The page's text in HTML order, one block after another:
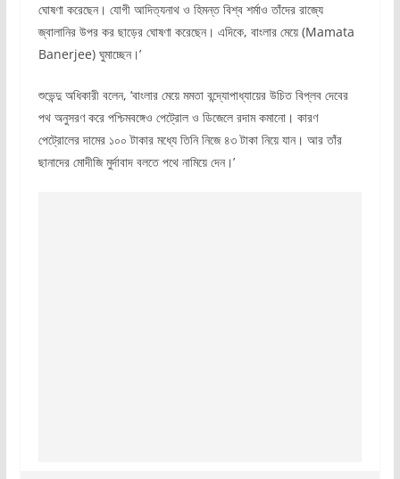
ঘোষণা করেছেন। যোগী আদিত্যনাথ ও হিমন্ত বিশ্ব শর্মাও তাঁদের রাজ্যে
জ্বালানির উপর কর ছাড়ের ঘোষণা করেছেন। এদিকে, বাংলার মেয়ে (Mamata
Banerjee) ঘুমাচ্ছেন।’
শুভেন্দু অধিকারী বলেন, ‘বাংলার মেয়ে মমতা বন্দ্যোপাধ্যায়ের উচিত বিপ্লব দেবের
পথ অনুসরণ করে পশ্চিমবঙ্গেও পেট্রোল ও ডিজেলে রদাম কমানো। কারণ
পেট্রোলের দামের ১০০ টাকার মধ্যে তিনি নিজে ৪৩ টাকা নিয়ে যান। আর তাঁর
ছানাদের মোদীজি মুর্দাবাদ বলতে পথে নামিয়ে দেন।’